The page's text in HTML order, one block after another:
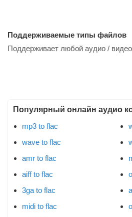
Поддерживаемые типы файлов
Поддерживает любой аудио /
Популярный онлайн аудио
mp3 to flac
wave to flac
amr to flac
aiff to flac
3ga to flac
midi to flac